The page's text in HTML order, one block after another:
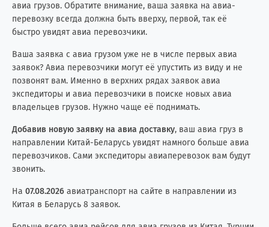
авиа грузов. Обратите внимание, ваша заявка на авиа-
перевозку всегда должна быть вверху, первой, так её
быстро увидят авиа перевозчики.
Ваша заявка с авиа грузом уже не в числе первых авиа
заявок? Авиа перевозчики могут её упустить из виду и не
позвонят вам. Именно в верхних рядах заявок авиа
экспедиторы и авиа перевозчики в поиске новых авиа
владельцев грузов. Нужно чаще её поднимать.
Добавив новую заявку на авиа доставку, ваш авиа груз в
направлении Китай-Беларусь увидят намного больше авиа
перевозчиков. Сами экспедиторы авиаперевозок вам будут
звонить.
На 07.08.2026 авиатранспорт на сайте в направлении из
Китая в Беларусь 8 заявок.